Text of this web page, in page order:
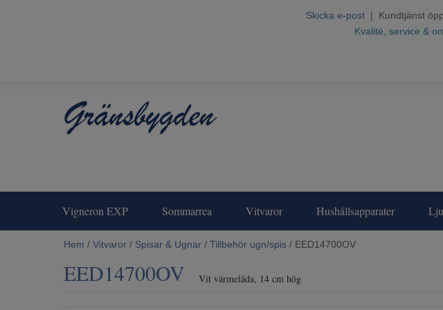
Skicka e-post | Kundtjänst
Kvalité, service &
Vigneron EXP Sommarrea Vitvaror Hushållsapparater
Hem / Vitvaror / Spisar & Ugnar / Tillbehör ugn/spis / EED14700OV
EED14700OV Vit värmelåda, 14 cm hög